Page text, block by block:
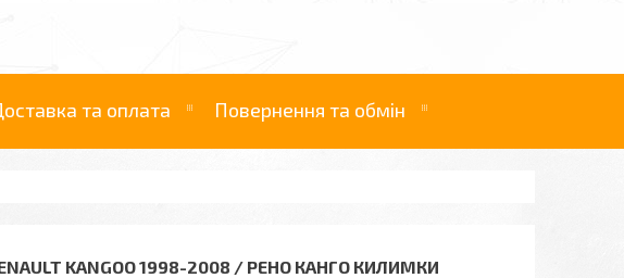
та оплата Повернення та обмін
KANGOO 1998-2008 / РЕНО КАНГО КИЛИМКИ